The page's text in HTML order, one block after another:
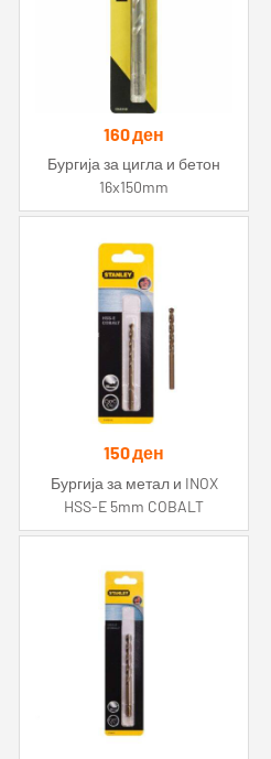
160ден
Бургија за цигла и бетон
16x150mm
150ден
Бургија за метал и INOX
HSS-E 5mm COBALT